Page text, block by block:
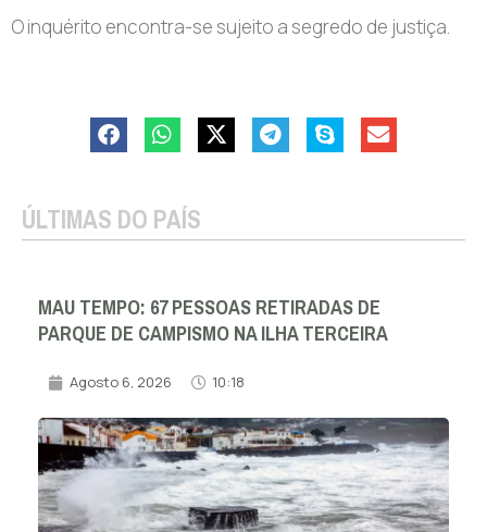
O inquérito encontra-se sujeito a segredo de justiça.
ÚLTIMAS DO PAÍS
MAU TEMPO: 67 PESSOAS RETIRADAS DE
PARQUE DE CAMPISMO NA ILHA TERCEIRA
Agosto 6, 2026 10:18